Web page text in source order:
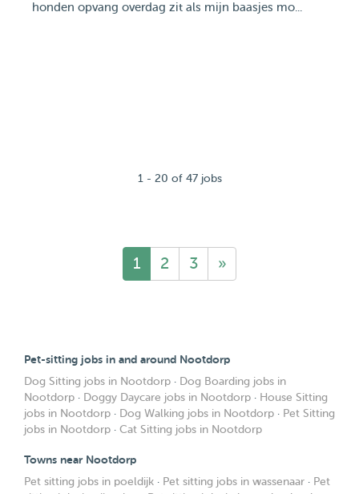
honden opvang overdag zit als mijn baasjes mo...
1 - 20 of 47 jobs
1 2 3 »
Pet-sitting jobs in and around Nootdorp
Dog Sitting jobs in Nootdorp · Dog Boarding jobs in
Nootdorp · Doggy Daycare jobs in Nootdorp · House Sitting
jobs in Nootdorp · Dog Walking jobs in Nootdorp · Pet Sitting
jobs in Nootdorp · Cat Sitting jobs in Nootdorp
Towns near Nootdorp
Pet sitting jobs in poeldijk · Pet sitting jobs in wassenaar · Pet